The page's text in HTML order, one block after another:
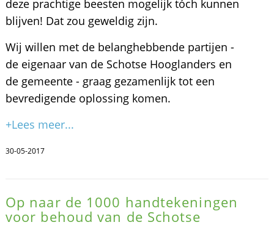
deze prachtige beesten mogelijk tóch kunnen
blijven! Dat zou geweldig zijn.
Wij willen met de belanghebbende partijen -
de eigenaar van de Schotse Hooglanders en
de gemeente - graag gezamenlijk tot een
bevredigende oplossing komen.
+Lees meer...
30-05-2017
Op naar de 1000 handtekeningen
voor behoud van de Schotse